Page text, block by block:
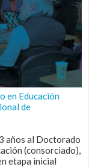
en Educación
de
años al Doctorado
(consorciado),
etapa inicial